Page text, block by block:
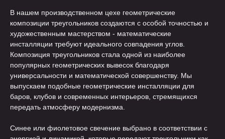
В нашем производственном цехе геометрические
композиции треугольников создаются с особой точностью и
художественным мастерством - математические
инсталляции требуют идеального совпадения углов.
Композиция треугольников стала одной из наиболее
популярных геометрических вывесок благодаря
универсальности и математической совершенству. Мы
выпускаем подобные геометрические инсталляции для
баров, клубов и современных интерьеров, стремящихся
передать атмосферу модернизма.
Синее или фиолетовое свечение выбрано в соответствии с